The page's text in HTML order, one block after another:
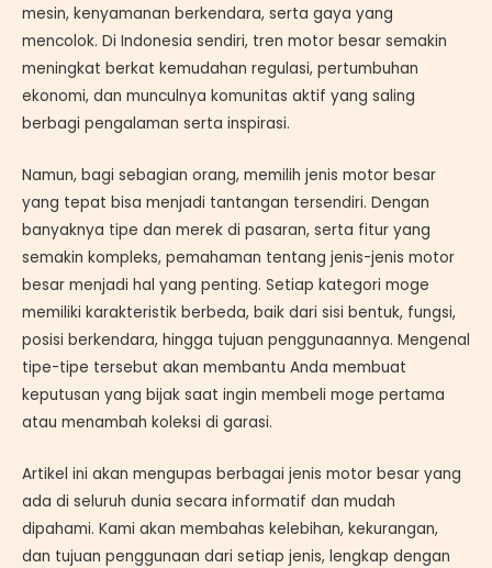
mesin, kenyamanan berkendara, serta gaya yang
mencolok. Di Indonesia sendiri, tren motor besar semakin
meningkat berkat kemudahan regulasi, pertumbuhan
ekonomi, dan munculnya komunitas aktif yang saling
berbagi pengalaman serta inspirasi.
Namun, bagi sebagian orang, memilih jenis motor besar
yang tepat bisa menjadi tantangan tersendiri. Dengan
banyaknya tipe dan merek di pasaran, serta fitur yang
semakin kompleks, pemahaman tentang jenis-jenis motor
besar menjadi hal yang penting. Setiap kategori moge
memiliki karakteristik berbeda, baik dari sisi bentuk, fungsi,
posisi berkendara, hingga tujuan penggunaannya. Mengenal
tipe-tipe tersebut akan membantu Anda membuat
keputusan yang bijak saat ingin membeli moge pertama
atau menambah koleksi di garasi.
Artikel ini akan mengupas berbagai jenis motor besar yang
ada di seluruh dunia secara informatif dan mudah
dipahami. Kami akan membahas kelebihan, kekurangan,
dan tujuan penggunaan dari setiap jenis, lengkap dengan